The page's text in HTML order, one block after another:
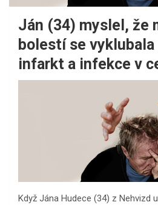
Ján (34) myslel, že
bolestí se
infarkt a infekce v
Když Jána Hudece (34) z Nehvizd